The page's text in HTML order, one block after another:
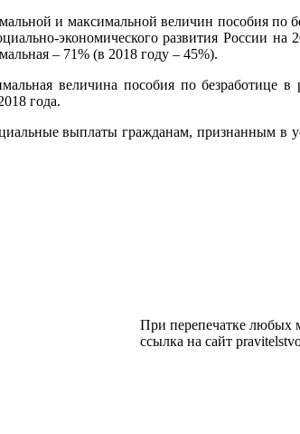
и максимальной величин пособия
экономического развития России
– 71% (в 2018 году – 45%).
величина пособия по безработице
года.
выплаты гражданам, признанным в
При перепечатке любых
ссылка на сайт